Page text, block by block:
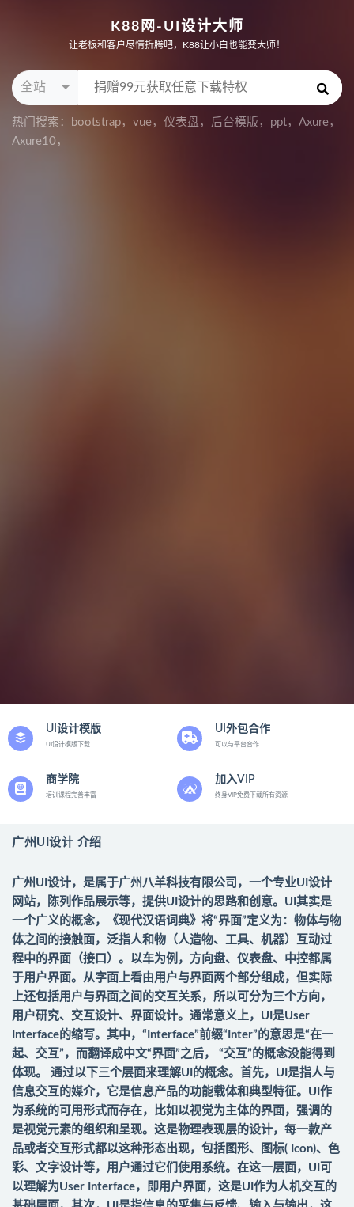
K88网-UI设计大师
让老板和客户尽情折腾吧，K88让小白也能变大师！
全站
热门搜索： bootstrap， vue， 仪表盘， 后台模版 ， ppt， Axure，
Axure10 ，
UI设计模版
UI设计模版下载
UI外包合作
可以与平台合作
商学院
培训课程完善丰富
加入VIP
终身VIP免费下载所有资源
广州UI设计 介绍
广州UI设计，是属于广州八羊科技有限公司，一个专业UI设计
网站，陈列作品展示等，提供UI设计的思路和创意。UI其实是
一个广义的概念，《现代汉语词典》将“界面”定义为：物体与物
体之间的接触面，泛指人和物（人造物、工具、机器）互动过
程中的界面（接口）。以车为例，方向盘、仪表盘、中控都属
于用户界面。从字面上看由用户与界面两个部分组成，但实际
上还包括用户与界面之间的交互关系，所以可分为三个方向，
用户研究、交互设计、界面设计。通常意义上，UI是User
Interface的缩写。其中，“Interface”前缀“Inter”的意思是“在一
起、交互”，而翻译成中文“界面”之后， “交互”的概念没能得到
体现。 通过以下三个层面来理解UI的概念。首先，UI是指人与
信息交互的媒介，它是信息产品的功能载体和典型特征。UI作
为系统的可用形式而存在，比如以视觉为主体的界面，强调的
是视觉元素的组织和呈现。这是物理表现层的设计，每一款产
品或者交互形式都以这种形态出现，包括图形、图标( Icon)、色
彩、文字设计等，用户通过它们使用系统。在这一层面，UI可
以理解为User Interface，即用户界面，这是UI作为人机交互的